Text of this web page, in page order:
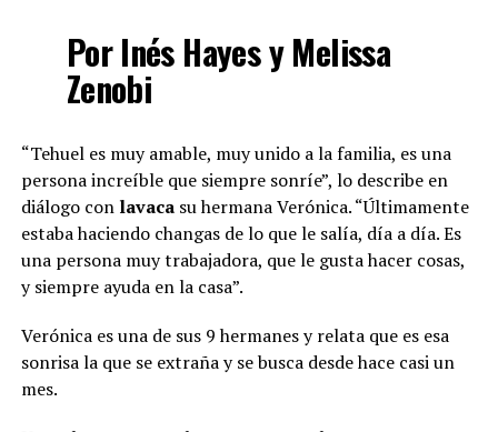
Por Inés Hayes y Melissa
Zenobi
“Tehuel es muy amable, muy unido a la familia, es una
persona increíble que siempre sonríe”, lo describe en
diálogo con lavacasu hermana Verónica. “Últimamente
estaba haciendo changas de lo que le salía, día a día. Es
una persona muy trabajadora, que le gusta hacer cosas,
y siempre ayuda en la casa”.
Verónica es una de sus 9 hermanes y relata que es esa
sonrisa la que se extraña y se busca desde hace casi un
mes.